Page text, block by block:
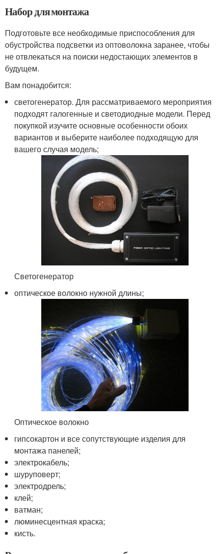
Набор для монтажа
Подготовьте все необходимые приспособления для
обустройства подсветки из оптоволокна заранее, чтобы
не отвлекаться на поиски недостающих элементов в
будущем.
Вам понадобится:
светогенератор. Для рассматриваемого мероприятия
подходят галогенные и светодиодные модели. Перед
покупкой изучите основные особенности обоих
вариантов и выберите наиболее подходящую для
вашего случая модель;
Светогенератор
оптическое волокно нужной длины;
Оптическое волокно
гипсокартон и все сопутствующие изделия для
монтажа панелей;
электрокабель;
шуруповерт;
электродрель;
клей;
ватман;
люминесцентная краска;
кисть.